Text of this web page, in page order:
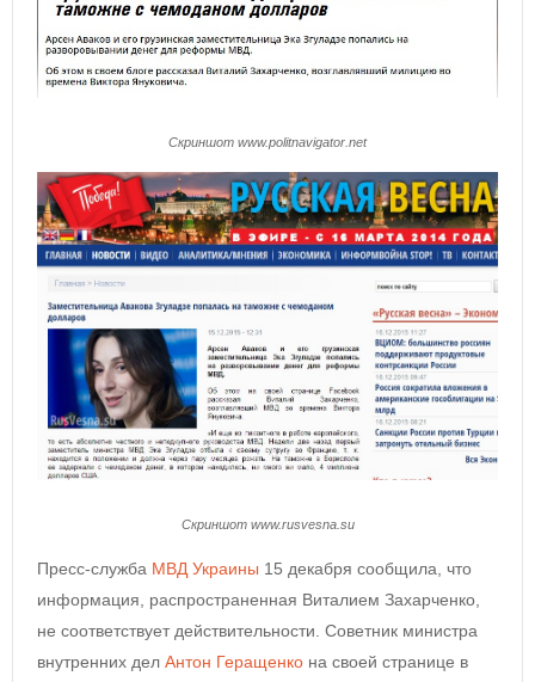
Скриншот www.politnavigator.net
Скриншот www.rusvesna.su
Пресс-служба МВД Украины 15 декабря сообщила, что
информация, распространенная Виталием Захарченко,
не соответствует действительности. Советник министра
внутренних дел Антон Геращенко на своей странице в